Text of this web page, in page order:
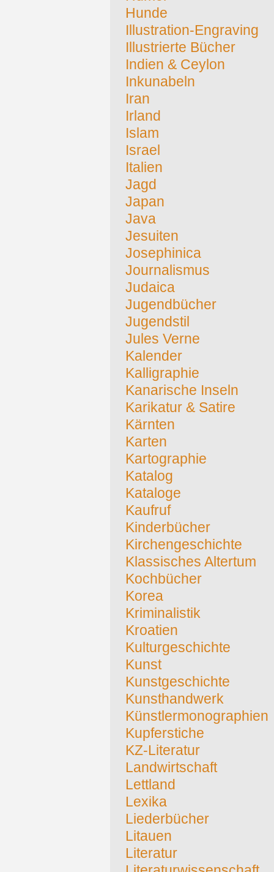
Hunde
Illustration-Engraving
Illustrierte Bücher
Indien & Ceylon
Inkunabeln
Iran
Irland
Islam
Israel
Italien
Jagd
Japan
Java
Jesuiten
Josephinica
Journalismus
Judaica
Jugendbücher
Jugendstil
Jules Verne
Kalender
Kalligraphie
Kanarische Inseln
Karikatur & Satire
Kärnten
Karten
Kartographie
Katalog
Kataloge
Kaufruf
Kinderbücher
Kirchengeschichte
Klassisches Altertum
Kochbücher
Korea
Kriminalistik
Kroatien
Kulturgeschichte
Kunst
Kunstgeschichte
Kunsthandwerk
Künstlermonographien
Kupferstiche
KZ-Literatur
Landwirtschaft
Lettland
Lexika
Liederbücher
Litauen
Literatur